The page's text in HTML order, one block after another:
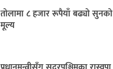
तोलामा ८ हजार रूपैयाँ बढ्यो सुनको
मूल्य
प्रधानमन्त्रीसँग सुदूरपश्चिमका रास्वपा